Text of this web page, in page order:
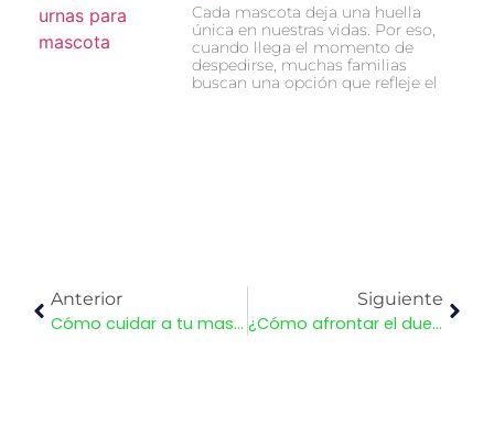
Cada mascota deja una huella
única en nuestras vidas. Por eso,
cuando llega el momento de
despedirse, muchas familias
buscan una opción que refleje el
Anterior
Cómo cuidar a tu mascota en época lluviosa en Guatemala: guía práctica para la temporada de invierno
Siguiente
¿Cómo afrontar el duelo por una mascota en familia?